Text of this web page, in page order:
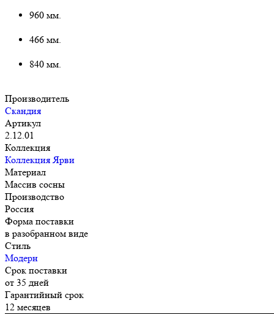
960 мм.
466 мм.
840 мм.
Производитель
Скандия
Артикул
2.12.01
Коллекция
Коллекция Ярви
Материал
Массив сосны
Производство
Россия
Форма поставки
в разобранном виде
Стиль
Модерн
Срок поставки
от 35 дней
Гарантийный срок
12 месяцев